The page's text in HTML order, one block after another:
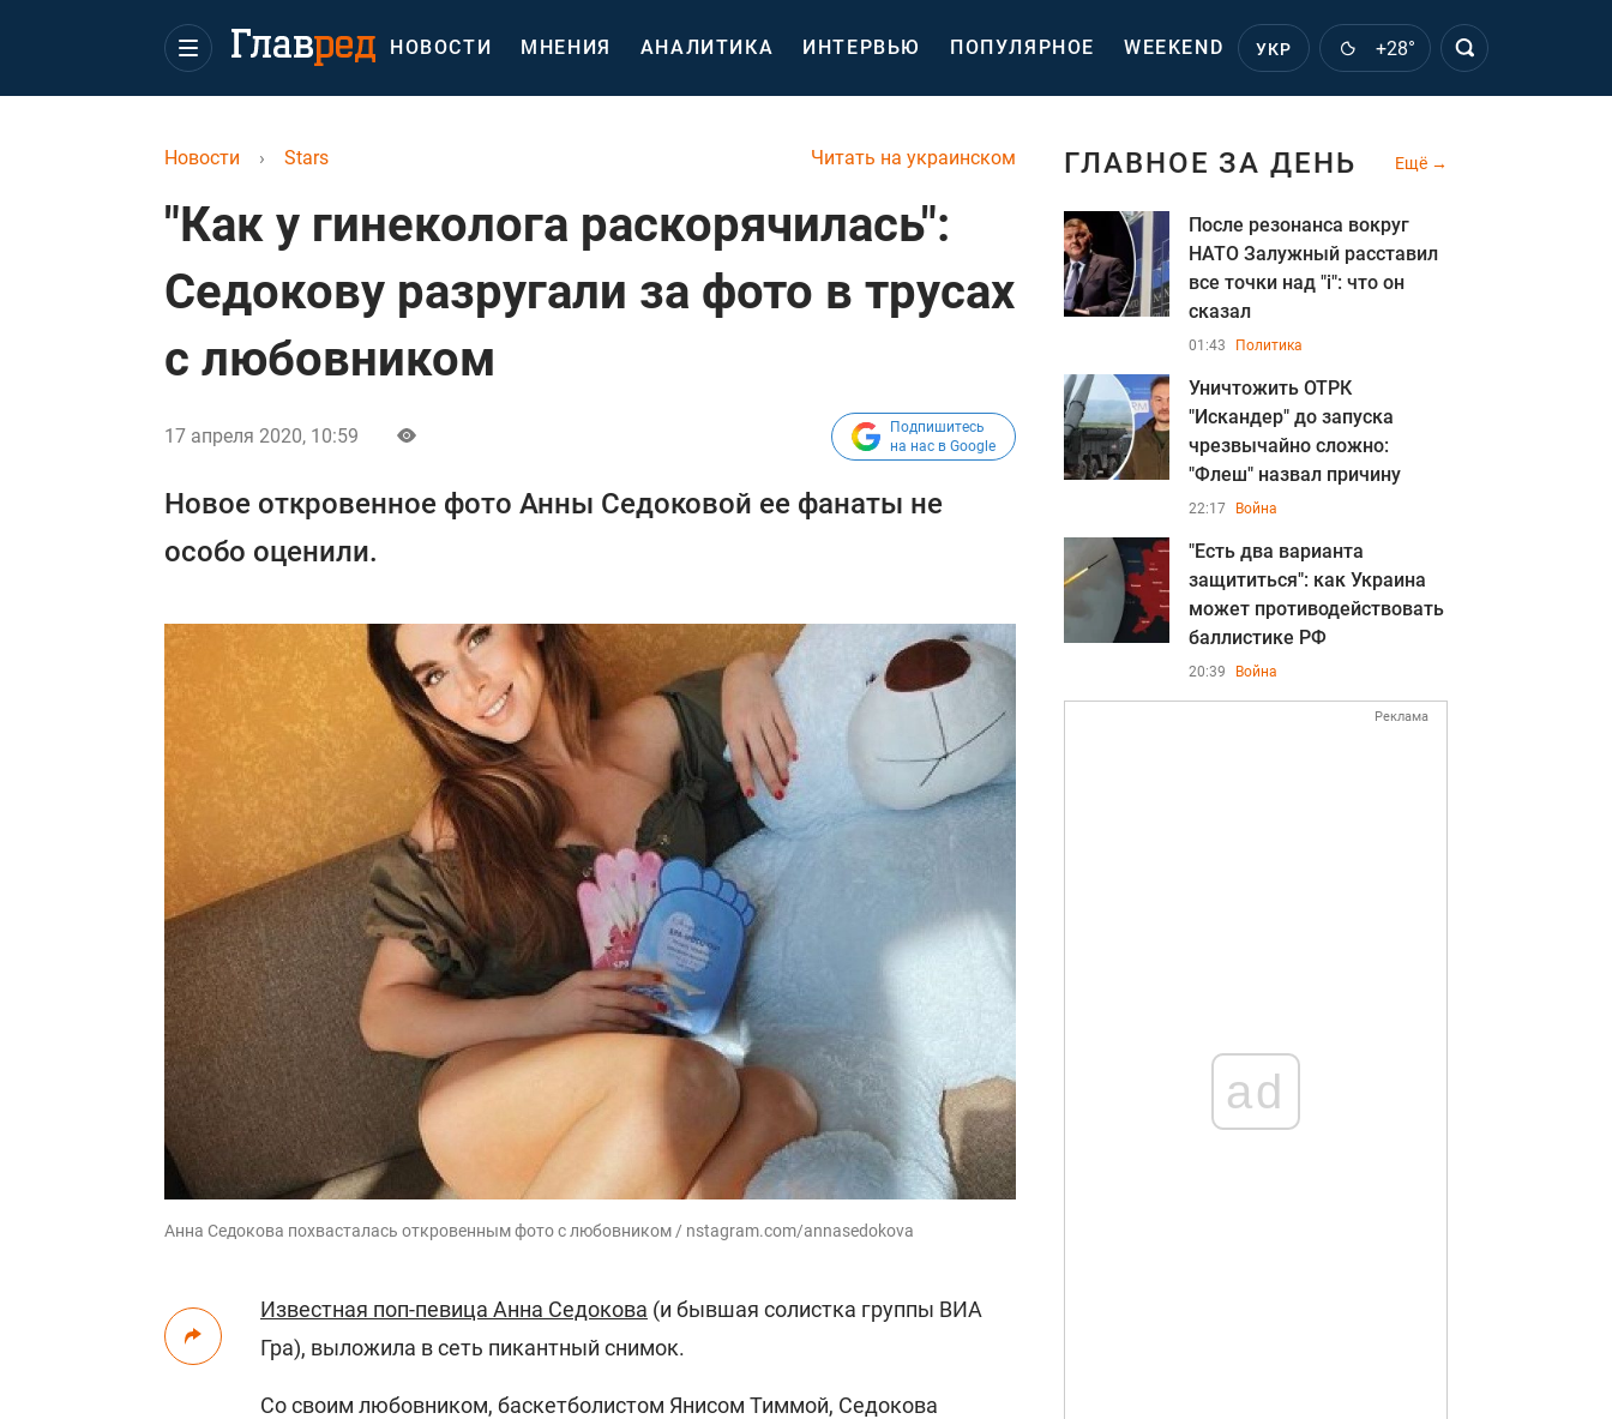
НОВОСТИ МНЕНИЯ АНАЛИТИКА ИНТЕРВЬЮ ПОПУЛЯРНОЕ WEEKEND УКР +28°
Читать на украинском
Новости › Stars
"Как у гинеколога раскорячилась":
Седокову разругали за фото в трусах
с любовником
17 апреля 2020, 10:59
Подпишитесь
на нас в Google
Новое откровенное фото Анны Седоковой ее фанаты не
особо оценили.
Анна Седокова похвасталась откровенным фото с любовником / nstagram.com/annasedokova
Известная поп-певица Анна Седокова (и бывшая солистка группы ВИА
Гра), выложила в сеть пикантный снимок.
Со своим любовником, баскетболистом Янисом Тиммой, Седокова
ГЛАВНОЕ ЗА ДЕНЬ Ещё
После резонанса вокруг
НАТО Залужный расставил
все точки над "i": что он
сказал
01:43 Политика
Уничтожить ОТРК
"Искандер" до запуска
чрезвычайно сложно:
"Флеш" назвал причину
22:17 Война
"Есть два варианта
защититься": как Украина
может противодействовать
баллистике РФ
20:39 Война
Реклама
ad